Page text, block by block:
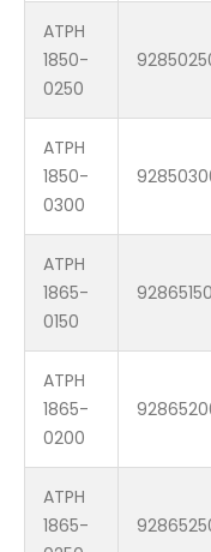
ATPH
1850-
0250
ATPH
1850-
0300
ATPH
1865-
0150
92865150
ATPH
1865-
0200
ATPH
1865-